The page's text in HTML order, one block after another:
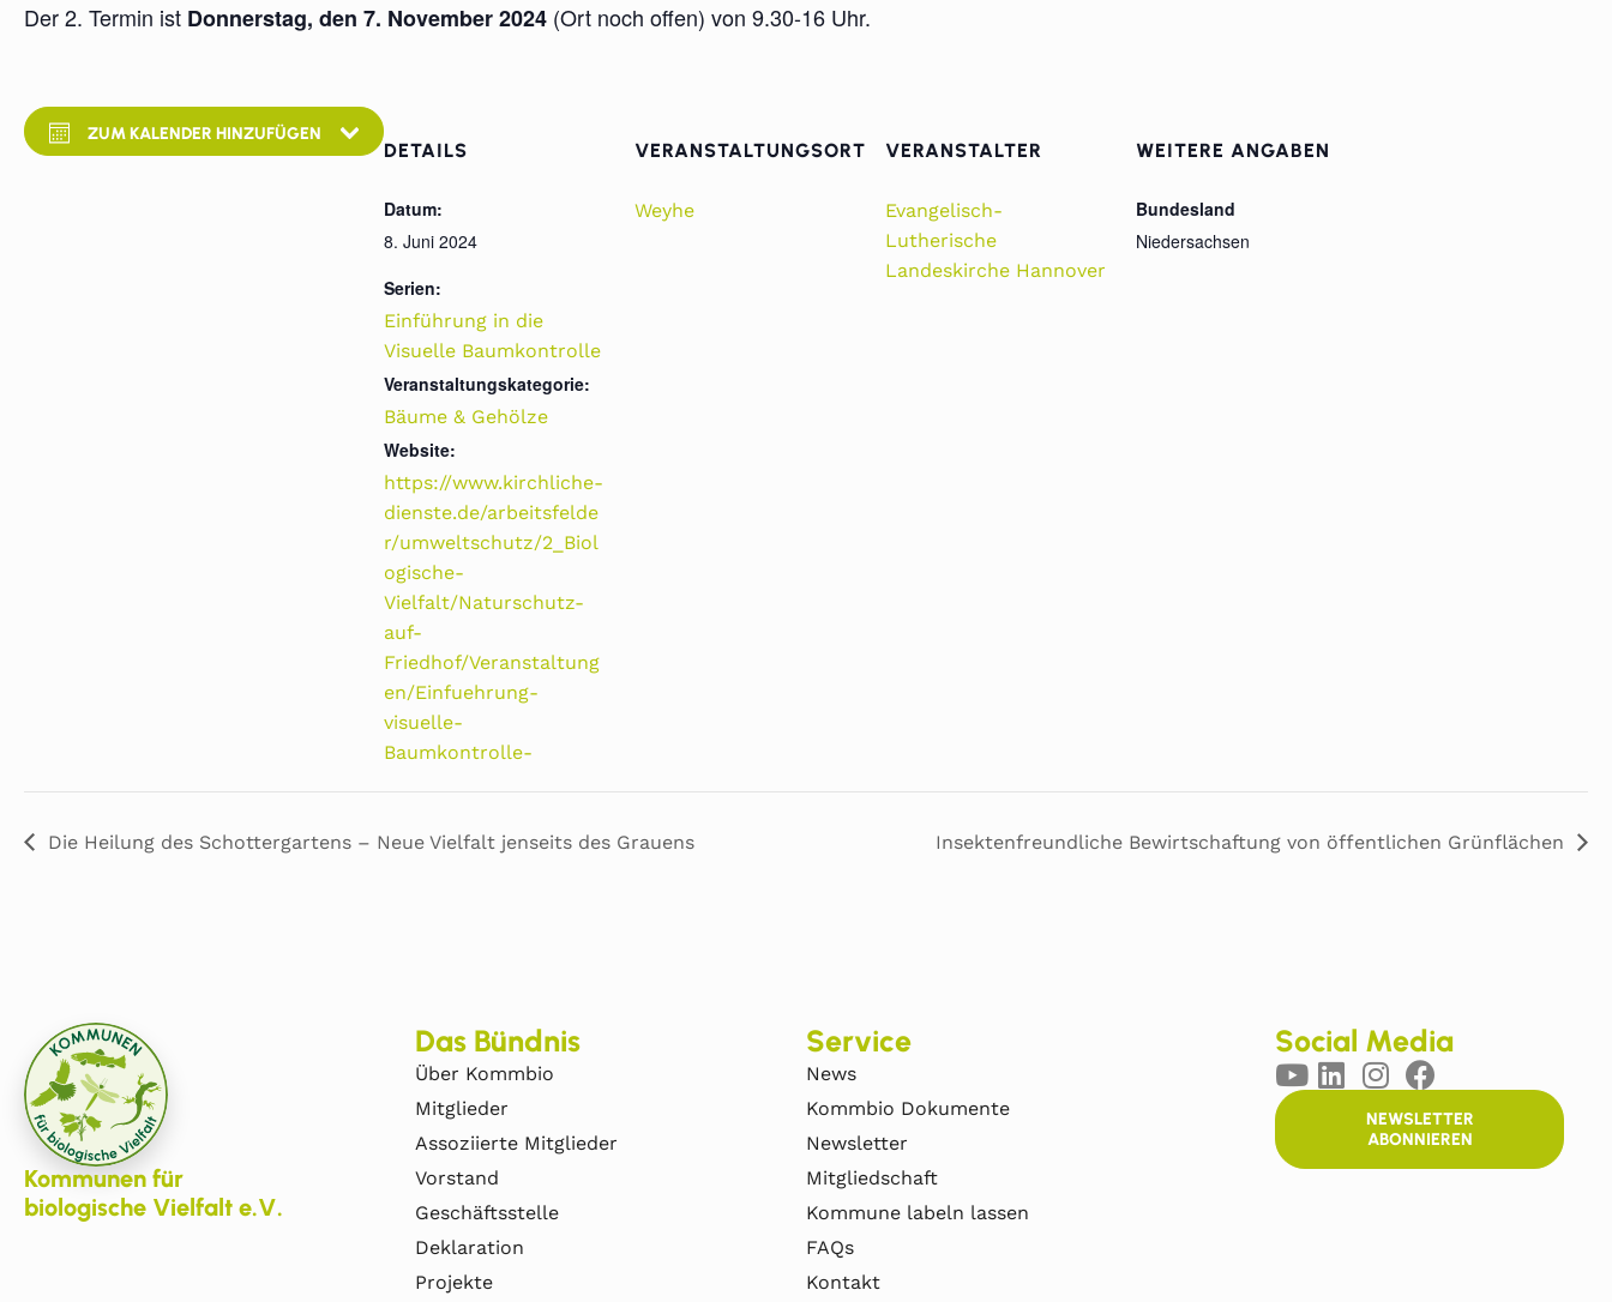
Der 2. Termin ist Donnerstag, den 7. November 2024 (Ort noch offen) von 9.30-16 Uhr.
ZUM KALENDER HINZUFÜGEN
DETAILS
Datum:
8. Juni 2024
Serien:
Einführung in die
Visuelle Baumkontrolle
Veranstaltungskategorie:
Bäume & Gehölze
Website:
https://www.kirchliche-
dienste.de/arbeitsfelde
r/umweltschutz/2_Biol
ogische-
Vielfalt/Naturschutz-
auf-
Friedhof/Veranstaltung
en/Einfuehrung-
visuelle-
Baumkontrolle-
VERANSTALTUNGSORT
Weyhe
VERANSTALTER
Evangelisch-
Lutherische
Landeskirche Hannover
WEITERE ANGABEN
Bundesland
Niedersachsen
Die Heilung des Schottergartens – Neue Vielfalt jenseits des Grauens Insektenfreundliche Bewirtschaftung von öffentlichen Grünflächen
Kommunen für
biologische Vielfalt e.V.
Das Bündnis
Über Kommbio
Mitglieder
Assoziierte Mitglieder
Vorstand
Geschäftsstelle
Deklaration
Projekte
Service
News
Kommbio Dokumente
Newsletter
Mitgliedschaft
Kommune labeln lassen
FAQs
Kontakt
Social Media
NEWSLETTER
ABONNIEREN